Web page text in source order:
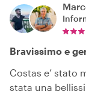
Bravissimo e
Costas e’ stato
stata una